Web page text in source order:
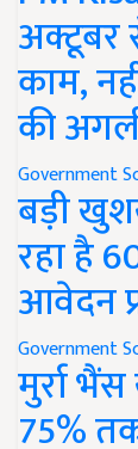
अक्टूबर
काम,
की
Government
बड़ी
रहा है
आवेदन
Government
मुर्रा
75%